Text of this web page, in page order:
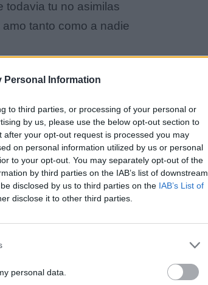
Personal Information
to third parties, or processing of your personal or
by us, please use the below opt-out section to
your opt-out request is processed you may
on personal information utilized by us or personal
to your opt-out. You may separately opt-out of the
by third parties on the IAB’s list of downstream
disclosed by us to third parties on the IAB’s List of
disclose it to other third parties.
personal data.
todavia tu no asimilas
tanto como a nadie
eres mas linda que una estrella
eres mas inda que la luna
es mi fortuna